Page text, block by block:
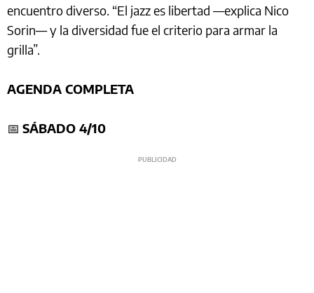
encuentro diverso. “El jazz es libertad —explica Nico
Sorin— y la diversidad fue el criterio para armar la
grilla”.
AGENDA COMPLETA
📅 SÁBADO 4/10